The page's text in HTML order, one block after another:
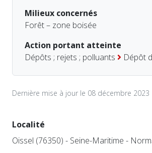
Milieux concernés
Forêt – zone boisée
Action portant atteinte
Dépôts ; rejets ; polluants
Dépôt
Dernière mise à jour le 08 décembre 2023
Localité
Oissel (76350) - Seine-Maritime -